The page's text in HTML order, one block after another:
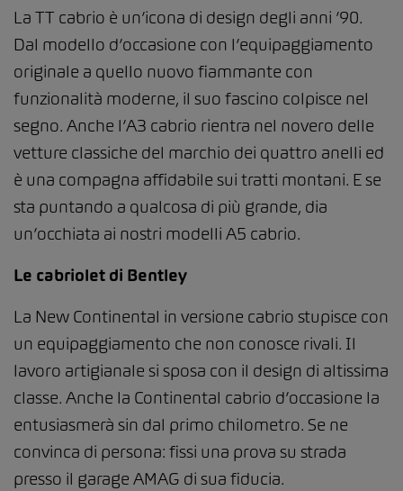
La TT cabrio è un’icona di design degli anni ’90.
Dal modello d’occasione con l’equipaggiamento
originale a quello nuovo fiammante con
funzionalità moderne, il suo fascino colpisce nel
segno. Anche l’A3 cabrio rientra nel novero delle
vetture classiche del marchio dei quattro anelli ed
è una compagna affidabile sui tratti montani. E se
sta puntando a qualcosa di più grande, dia
un’occhiata ai nostri modelli A5 cabrio.
Le cabriolet di Bentley
La New Continental in versione cabrio stupisce con
un equipaggiamento che non conosce rivali. Il
lavoro artigianale si sposa con il design di altissima
classe. Anche la Continental cabrio d’occasione la
entusiasmerà sin dal primo chilometro. Se ne
convinca di persona: fissi una prova su strada
presso il garage AMAG di sua fiducia.